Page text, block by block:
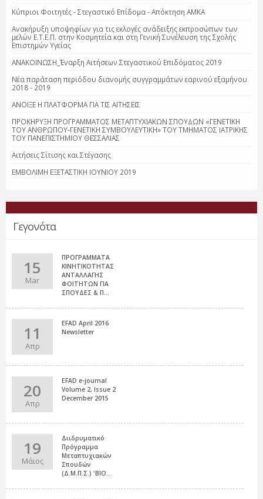
Κύπριοι Φοιτητές - Στεγαστικό Επίδομα - Απόκτηση ΑΜΚΑ
Ανακήρυξη υποψηφίων για τις εκλογές ανάδειξης εκπροσώπων των
μελών Ε.Τ.Ε.Π. στην Κοσμητεία και στη Γενική Συνέλευση της Σχολής
Επιστημών Υγείας
ΑΝΑΚΟΙΝΩΣΗ_Έναρξη Αιτήσεων Στεγαστικού Επιδόματος 2019
Νέα παράταση περιόδου διανομής συγγραμμάτων εαρινού εξαμήνου
2018 - 2019
ΑΝΟΙΞΕ Η ΠΛΑΤΦΟΡΜΑ ΓΙΑ ΤΙΣ ΑΙΤΗΣΕΙΣ
ΠΡΟΚΗΡΥΞΗ ΠΡΟΓΡΑΜΜΑΤΟΣ ΜΕΤΑΠΤΥΧΙΑΚΩΝ ΣΠΟΥΔΩΝ «ΓΕΝΕΤΙΚΗ
ΤΟΥ ΑΝΘΡΩΠΟΥ-ΓΕΝΕΤΙΚΗ ΣΥΜΒΟΥΛΕΥΤΙΚΗ» ΤΟΥ ΤΜΗΜΑΤΟΣ ΙΑΤΡΙΚΗΣ
ΤΟΥ ΠΑΝΕΠΙΣΤΗΜΙΟΥ ΘΕΣΣΑΛΙΑΣ
Αιτήσεις Σίτισης και Στέγασης
ΕΜΒΟΛΙΜΗ ΕΞΕΤΑΣΤΙΚΗ ΙΟΥΝΙΟΥ 2019
Γεγονότα
15
Mar
ΠΡΟΓΡΑΜΜΑΤΑ
ΚΙΝΗΤΙΚΟΤΗΤΑΣ
ΑΝΤΑΛΛΑΓΗΣ
ΦΟΙΤΗΤΩΝ ΓΙΑ
ΣΠΟΥΔΕΣ & Π...
11
Απρ
EFAD April 2016
Newsletter
20
Απρ
EFAD e-journal
Volume 2, Issue 2
December 2015
19
Μάιος
Διιδρυματικό
Πρόγραμμα
Μεταπτυχιακών
Σπουδών
(Δ.Μ.Π.Σ.) 'ΒΙΟ...